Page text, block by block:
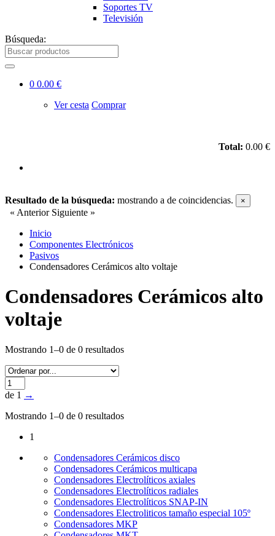
Soportes TV
Televisión
Búsqueda:
0 0.00 €
Ver cesta Comprar
Total: 0.00 €
Resultado de la búsqueda: mostrando a de coincidencias. ×
« Anterior Siguiente »
Inicio
Componentes Electrónicos
Pasivos
Condensadores Cerámicos alto voltaje
Condensadores Cerámicos alto
voltaje
Mostrando 1–0 de 0 resultados
de 1 →
Mostrando 1–0 de 0 resultados
1
Condensadores Cerámicos disco
Condensadores Cerámicos multicapa
Condensadores Electrolíticos axiales
Condensadores Electrolíticos radiales
Condensadores Electrolíticos SNAP-IN
Condensadores Electroliticos tamaño especial 105º
Condensadores MKP